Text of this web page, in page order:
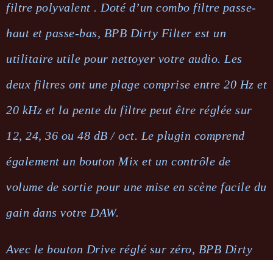
filtre polyvalent . Doté d’un combo filtre passe-
haut et passe-bas, BPB Dirty Filter est un
utilitaire utile pour nettoyer votre audio. Les
deux filtres ont une plage comprise entre 20 Hz et
20 kHz et la pente du filtre peut être réglée sur
12, 24, 36 ou 48 dB / oct. Le plugin comprend
également un bouton Mix et un contrôle de
volume de sortie pour une mise en scène facile du
gain dans votre DAW.
Avec le bouton Drive réglé sur zéro, BPB Dirty